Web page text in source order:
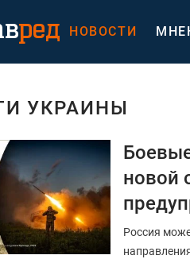
НОВОСТИ
УКРАИНЫ
новой
Россия